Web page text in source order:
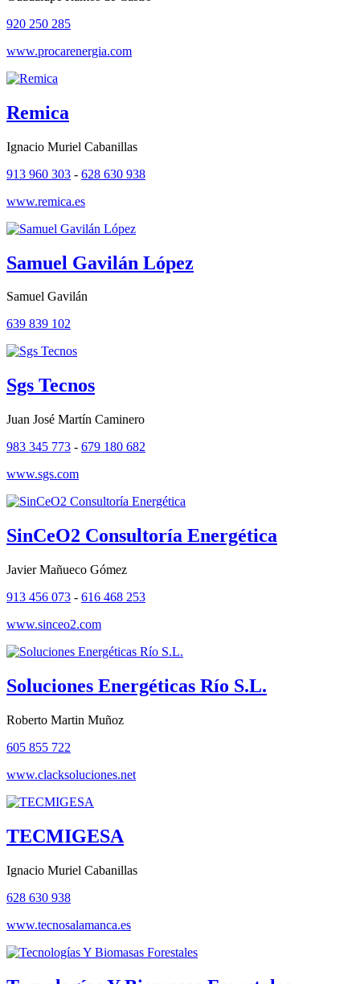
920 250 285
www.procarenergia.com
Remica
Ignacio Muriel Cabanillas
913 960 303 - 628 630 938
www.remica.es
Samuel Gavilán López
Samuel Gavilán
639 839 102
Sgs Tecnos
Juan José Martín Caminero
983 345 773 - 679 180 682
www.sgs.com
SinCeO2 Consultoría Energética
Javier Mañueco Gómez
913 456 073 - 616 468 253
www.sinceo2.com
Soluciones Energéticas Río S.L.
Roberto Martin Muñoz
605 855 722
www.clacksoluciones.net
TECMIGESA
Ignacio Muriel Cabanillas
628 630 938
www.tecnosalamanca.es